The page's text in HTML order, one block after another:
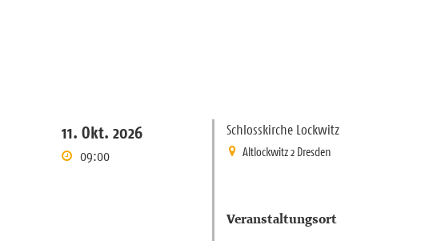
11. Okt. 2026
09:00
Schlosskirche Lockwitz
Altlockwitz 2 Dresden
Veranstaltungsort